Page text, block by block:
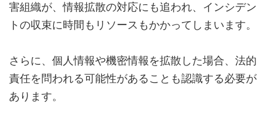
害組織が、情報拡散の対応にも追われ、インシデン
トの収束に時間もリソースもかかってしまいます。
さらに、個人情報や機密情報を拡散した場合、法的
責任を問われる可能性があることも認識する必要が
あります。